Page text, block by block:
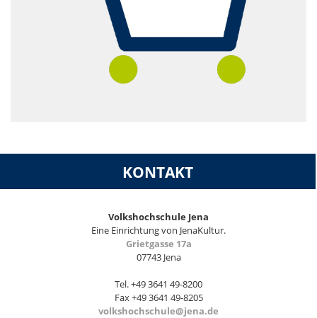
KONTAKT
Volkshochschule Jena
Eine Einrichtung von JenaKultur.
Grietgasse 17a
07743 Jena
Tel. +49 3641 49-8200
Fax +49 3641 49-8205
volkshochschule@jena.de